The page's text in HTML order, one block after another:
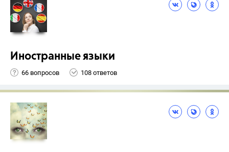
Иностранные языки
66 вопросов 108 ответов